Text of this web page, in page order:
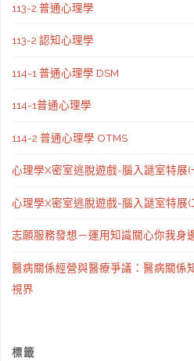
113-2 普通心理學
113-2 認知心理學
114-1 普通心理學 DSM
114-1普通心理學
114-2 普通心理學 OTMS
心理學X密室逃脫遊戲-腦入謎室特展(
心理學X密室逃脫遊戲-腦入謎室特展(
志願服務發想－運用知識關心你我身
醫病關係經營與醫療爭議：醫病關係
視界
標籤